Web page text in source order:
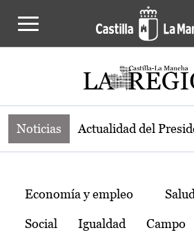
Noticias de la región
Noticias Actualidad del
Temas
Economía y empleo Salud
Social Igualdad Campo